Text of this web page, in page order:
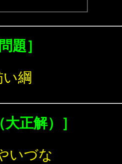
題］
い綱
大正解）］
いづな